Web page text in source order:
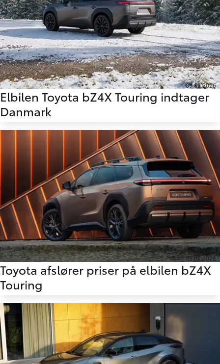
09.02.2026
Elbilen Toyota bZ4X Touring indtager
Danmark
05.02.2026
Toyota afslører priser på elbilen bZ4X
Touring